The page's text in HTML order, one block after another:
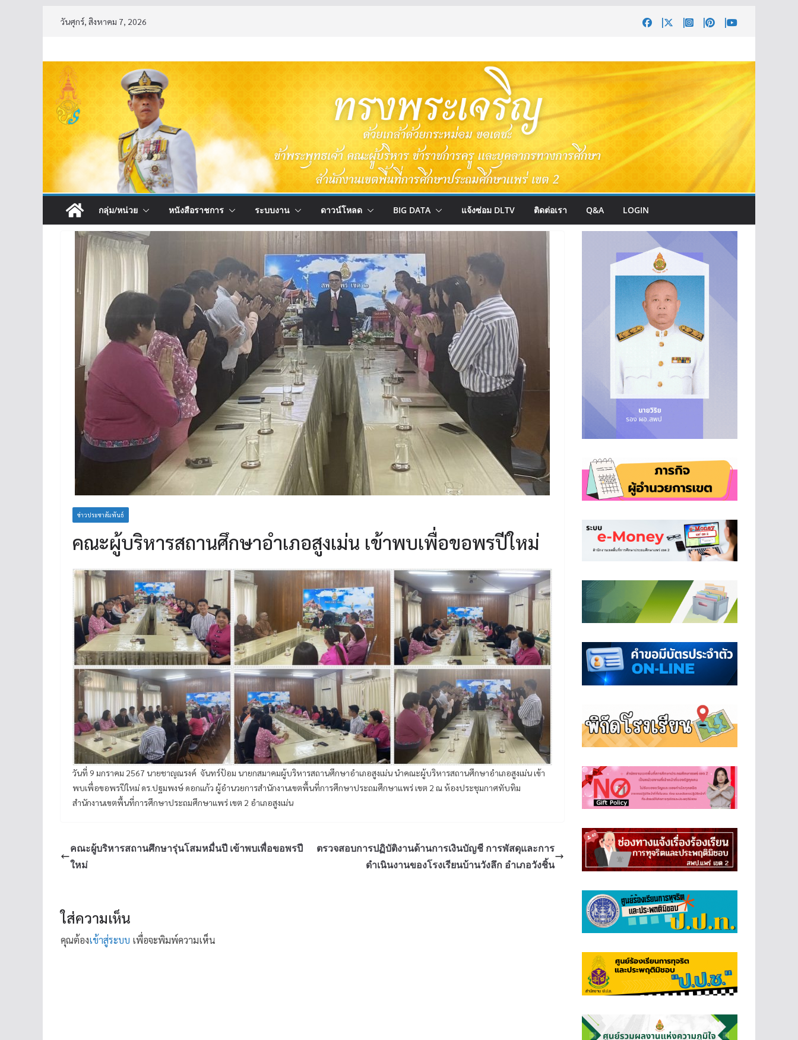
วันศุกร์, สิงหาคม 7, 2026
กลุ่ม/หน่วย หนังสือราชการ ระบบงาน ดาวน์โหลด BIG DATA แจ้งซ่อม DLTV ติดต่อเรา Q&A LOGIN
ข่าวประชาสัมพันธ์
คณะผู้บริหารสถานศึกษาอำเภอสูงเม่น เข้าพบเพื่อขอพรปีใหม่
วันที่ 9 มกราคม 2567 นายชาญณรงค์ จันทร์ป้อม นายกสมาคมผู้บริหารสถานศึกษาอำเภอสูงเม่น นำคณะผู้บริหารสถานศึกษาอำเภอสูงเม่น เข้า
พบเพื่อขอพรปีใหม่ ดร.ปฐมพงษ์ ดอกแก้ว ผู้อำนวยการสำนักงานเขตพื้นที่การศึกษาประถมศึกษาแพร่ เขต 2 ณ ห้องประชุมกาศทับทิม
สำนักงานเขตพื้นที่การศึกษาประถมศึกษาแพร่ เขต 2 อำเภอสูงเม่น
คณะผู้บริหารสถานศึกษารุ่นโสมหมื่นปี เข้าพบเพื่อขอพรปี
ใหม่
ตรวจสอบการปฏิบัติงานด้านการเงินบัญชี การพัสดุและการ
ดำเนินงานของโรงเรียนบ้านวังลึก อำเภอวังชิ้น
ใส่ความเห็น
คุณต้องเข้าสู่ระบบ เพื่อจะพิมพ์ความเห็น